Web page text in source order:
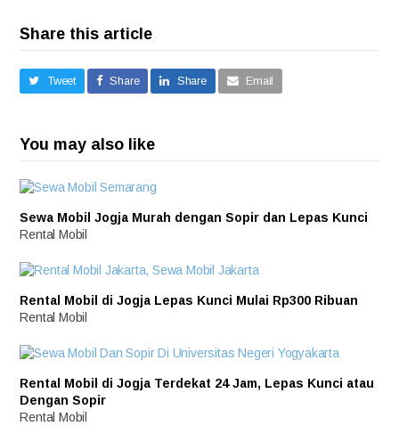
Share this article
Tweet Share Share Email
You may also like
Sewa Mobil Jogja Murah dengan Sopir dan Lepas Kunci
Rental Mobil
Rental Mobil di Jogja Lepas Kunci Mulai Rp300 Ribuan
Rental Mobil
Rental Mobil di Jogja Terdekat 24 Jam, Lepas Kunci atau
Dengan Sopir
Rental Mobil